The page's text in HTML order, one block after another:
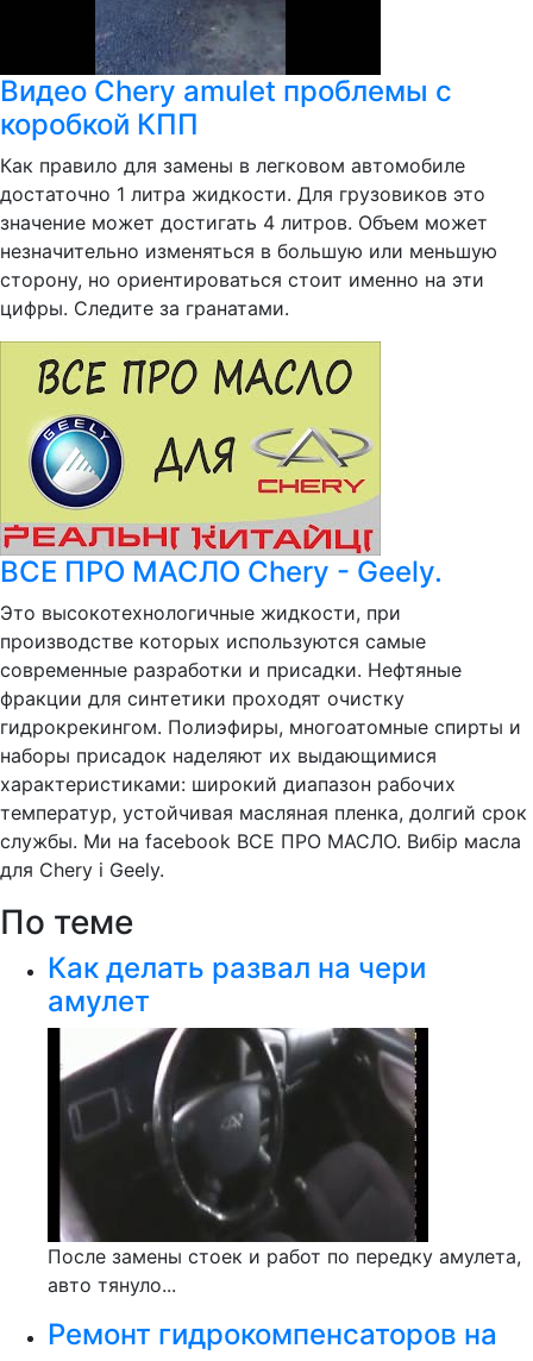
Видео Chery amulet проблемы с
коробкой КПП
Как правило для замены в легковом автомобиле
достаточно 1 литра жидкости. Для грузовиков это
значение может достигать 4 литров. Объем может
незначительно изменяться в большую или меньшую
сторону, но ориентироваться стоит именно на эти
цифры. Следите за гранатами.
ВСЕ ПРО МАСЛО Chery - Geely.
Это высокотехнологичные жидкости, при
производстве которых используются самые
современные разработки и присадки. Нефтяные
фракции для синтетики проходят очистку
гидрокрекингом. Полиэфиры, многоатомные спирты и
наборы присадок наделяют их выдающимися
характеристиками: широкий диапазон рабочих
температур, устойчивая масляная пленка, долгий срок
службы. Ми на facebook ВСЕ ПРО МАСЛО. Вибір масла
для Chery i Geely.
По теме
Как делать развал на чери
амулет
После замены стоек и работ по передку амулета,
авто тянуло...
Ремонт гидрокомпенсаторов на